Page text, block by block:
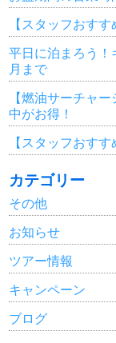
【スタッフおす
平日に泊まろう
月まで
【燃油サーチャ
中がお得！
【スタッフおす
カテゴリー
その他
お知らせ
ツアー情報
キャンペーン
ブログ